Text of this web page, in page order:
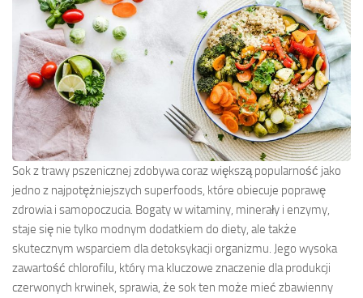
Sok z trawy pszenicznej zdobywa coraz większą popularność jako
jedno z najpotężniejszych superfoods, które obiecuje poprawę
zdrowia i samopoczucia. Bogaty w witaminy, minerały i enzymy,
staje się nie tylko modnym dodatkiem do diety, ale także
skutecznym wsparciem dla detoksykacji organizmu. Jego wysoka
zawartość chlorofilu, który ma kluczowe znaczenie dla produkcji
czerwonych krwinek, sprawia, że sok ten może mieć zbawienny